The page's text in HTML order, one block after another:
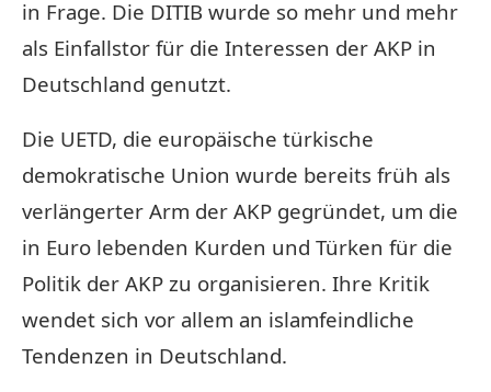
in Frage. Die DITIB wurde so mehr und mehr
als Einfallstor für die Interessen der AKP in
Deutschland genutzt.
Die UETD, die europäische türkische
demokratische Union wurde bereits früh als
verlängerter Arm der AKP gegründet, um die
in Euro lebenden Kurden und Türken für die
Politik der AKP zu organisieren. Ihre Kritik
wendet sich vor allem an islamfeindliche
Tendenzen in Deutschland.